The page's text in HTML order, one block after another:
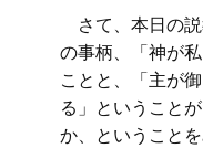
さて、本日の
の事柄、「神が
ことと、「主が
る」ということ
か、ということ